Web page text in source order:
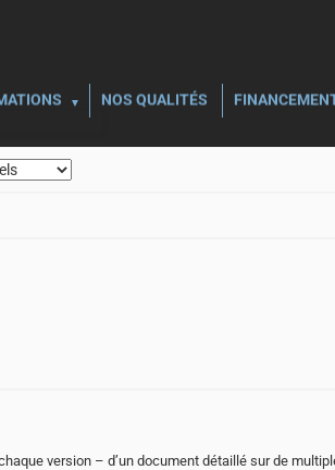
NOS QUALITÉS
version – d’un document détaillé sur de